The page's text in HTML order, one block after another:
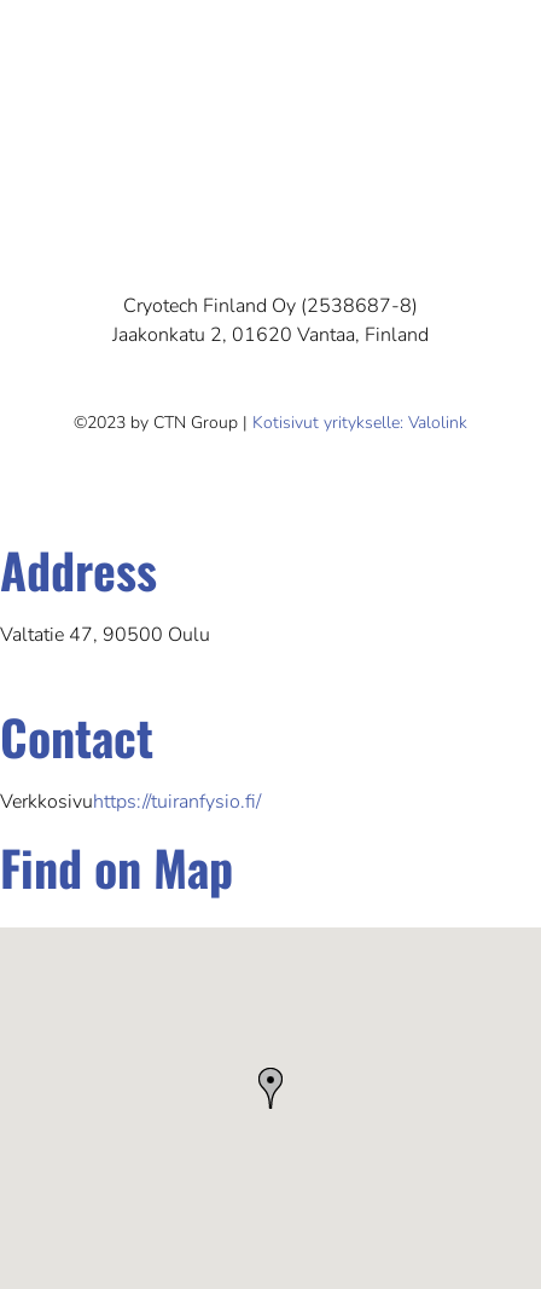
Cryotech Finland Oy (2538687-8)
Jaakonkatu 2, 01620 Vantaa, Finland
©2023 by CTN Group | Kotisivut yritykselle: Valolink
Address
Valtatie 47, 90500 Oulu
Contact
Verkkosivuhttps://tuiranfysio.fi/
Find on Map